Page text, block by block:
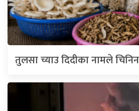
तुलसा च्याउ दिदीका नामले